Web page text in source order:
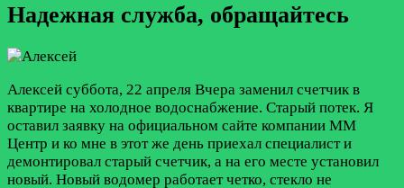
Надежная служба, обращайтесь
Алексей суббота, 22 апреля Вчера заменил счетчик в
квартире на холодное водоснабжение. Старый потек. Я
оставил заявку на официальном сайте компании ММ
Центр и ко мне в этот же день приехал специалист и
демонтировал старый счетчик, а на его месте установил
новый. Новый водомер работает четко, стекло не